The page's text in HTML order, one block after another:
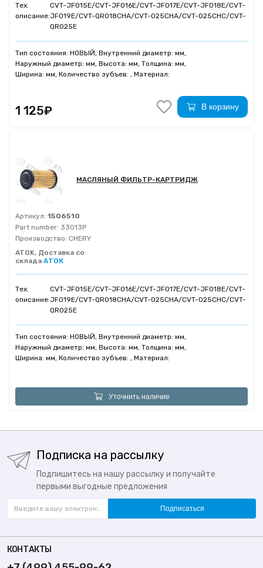
Тех.
описание:
CVT-JF015E/CVT-JF016E/CVT-JF017E/CVT-JF018E/CVT-
JF019E/CVT-QR018CHA/CVT-025CHA/CVT-025CHC/CVT-
QR025E
Тип состояния: НОВЫЙ, Внутренний диаметр: мм,
Наружный диаметр: мм, Высота: мм, Толщина: мм,
Ширина: мм, Количество зубъев: , Материал:
1 125₽ В корзину
МАСЛЯНЫЙ ФИЛЬТР-КАРТРИДЖ
Артикул: 1506510
Part number: 33013P
Производство: CHERY
ATOK, Доставка со
склада АТОК
Тех.
описание:
CVT-JF015E/CVT-JF016E/CVT-JF017E/CVT-JF018E/CVT-
JF019E/CVT-QR018CHA/CVT-025CHA/CVT-025CHC/CVT-
QR025E
Тип состояния: НОВЫЙ, Внутренний диаметр: мм,
Наружный диаметр: мм, Высота: мм, Толщина: мм,
Ширина: мм, Количество зубъев: , Материал:
Уточнить наличие
Подписка на рассылку
Подпишитесь на нашу рассылку и получайте
первыми выгодные предложения
Подписаться
КОНТАКТЫ